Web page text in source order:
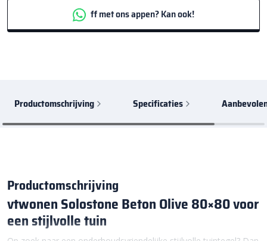
ff met ons appen? Kan ook!
Productomschrijving Specificaties
Productomschrijving
vtwonen Solostone Beton Olive 80×80 voor
een stijlvolle tuin